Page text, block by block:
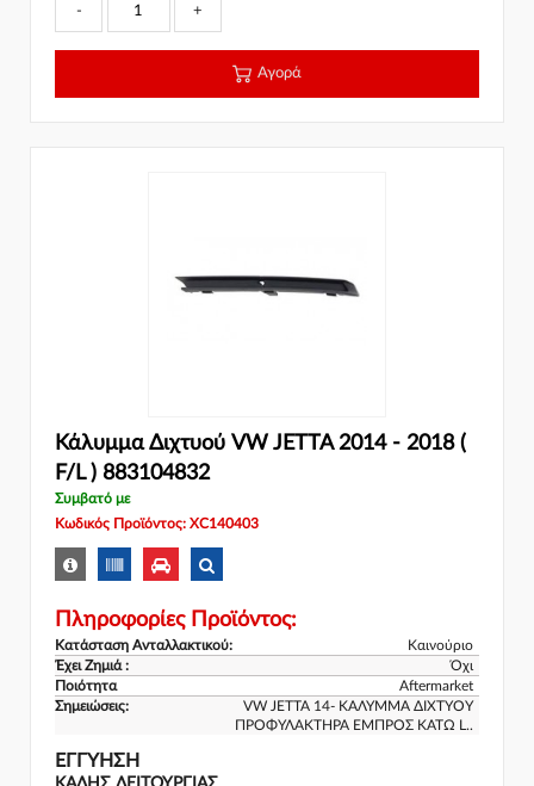
- +
Αγορά
Κάλυμμα Διχτυού VW JETTA 2014 - 2018 (
F/L ) 883104832
Συμβατό με
Κωδικός Προϊόντος: XC140403
Πληροφορίες Προϊόντος:
Κατάσταση Ανταλλακτικού:
Καινούριο
Έχει Ζημιά :
Όχι
Ποιότητα
Aftermarket
Σημειώσεις:
VW JETTA 14- ΚΑΛΥΜΜΑ ΔΙΧΤΥΟΥ
ΠΡΟΦΥΛΑΚΤΗΡΑ ΕΜΠΡΟΣ ΚΑΤΩ L..
ΕΓΓΎΗΣΗ